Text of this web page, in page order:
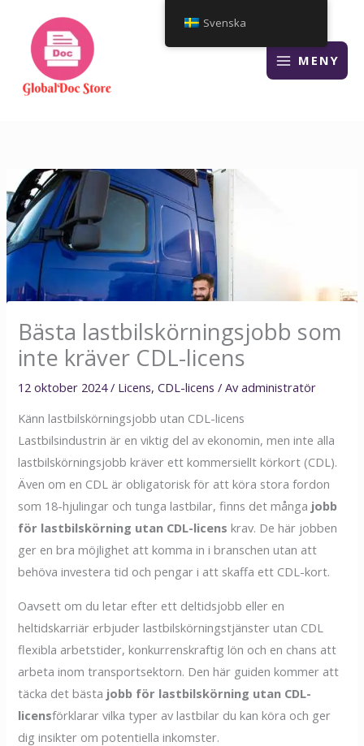
innehåll
MENY
Bästa lastbilskörningsjobb som
inte kräver CDL-licens
12 oktober 2024/ Licens,CDL-licens / Avadministratör
Känn lastbilskörningsjobb utan CDL-licens
Lastbilsindustrin är en viktig del av ekonomin, men inte alla
lastbilskörningsjobb kräver ett kommersiellt körkort (CDL).
Även om en CDL är obligatorisk för att köra stora fordon
som 18-hjulingar och tunga lastbilar, finns det många jobb
för lastbilskörning utan CDL-licens krav. De här jobben
ger en bra möjlighet att komma in i branschen utan att
behöva investera tid och pengar i att skaffa ett CDL-kort.
Oavsett om du letar efter ett deltidsjobb eller en
heltidskarriär erbjuder lastbilskörningstjänster utan CDL
flexibla arbetstider, konkurrenskraftig lön och en chans att
arbeta inom transportsektorn. Den här guiden kommer att
täcka det bästa jobb för lastbilskörning utan CDL-
licensförklarar vilka typer av lastbilar du kan köra och ger
dig insikter om potentiella inkomster.
Svenska